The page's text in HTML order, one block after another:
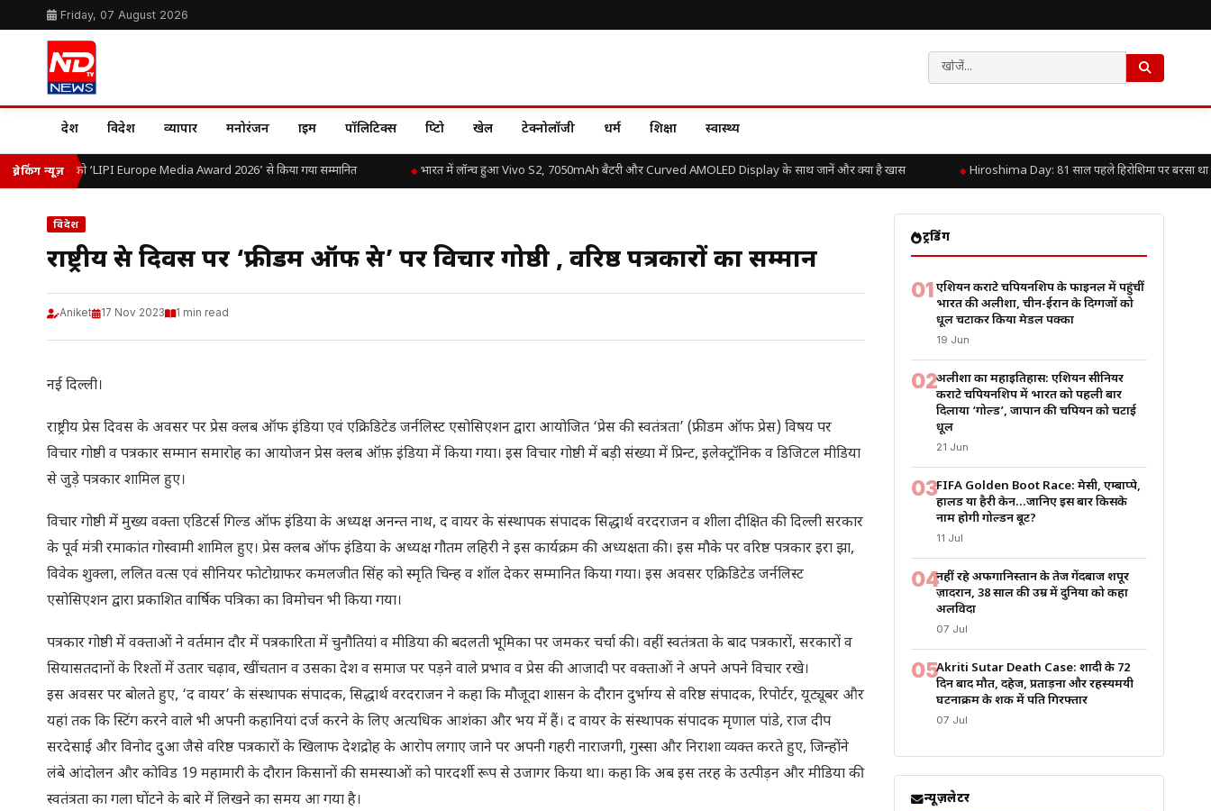
Friday, 07 August 2026
देश विदेश व्यापार मनोरंजन क्राइम पॉलिटिक्स क्रिप्टो खेल टेक्नोलॉजी धर्म शिक्षा स्वास्थ्य
ब्रेकिंग न्यूज़
ओ.पी. यादव को ‘LIPI Europe Media Award 2026’ से किया गया सम्मानित भारत में लॉन्च हुआ Vivo S2, 7050mAh बैटरी और Curved AMOLED Display के साथ जानें और क्या है खास Hiroshima Day: 81 साल पहले हिरोशिमा पर बरसा था
विदेश
राष्ट्रीय प्रेस दिवस पर ‘फ्रीडम ऑफ प्रेस’ पर विचार गोष्ठी , वरिष्ठ पत्रकारों का सम्मान
Aniket 17 Nov 2023 1 min read
नई दिल्ली।
राष्ट्रीय प्रेस दिवस के अवसर पर प्रेस क्लब ऑफ इंडिया एवं एक्रिडिटेड जर्नलिस्ट एसोसिएशन द्वारा आयोजित ‘प्रेस की स्वतंत्रता’ (फ्रीडम ऑफ प्रेस) विषय पर
विचार गोष्ठी व पत्रकार सम्मान समारोह का आयोजन प्रेस क्लब ऑफ़ इंडिया में किया गया। इस विचार गोष्ठी में बड़ी संख्या में प्रिन्ट, इलेक्ट्रॉनिक व डिजिटल मीडिया
से जुड़े पत्रकार शामिल हुए।
विचार गोष्ठी में मुख्य वक्ता एडिटर्स गिल्ड ऑफ इंडिया के अध्यक्ष अनन्त नाथ, द वायर के संस्थापक संपादक सिद्धार्थ वरदराजन व शीला दीक्षित की दिल्ली सरकार
के पूर्व मंत्री रमाकांत गोस्वामी शामिल हुए। प्रेस क्लब ऑफ इंडिया के अध्यक्ष गौतम लहिरी ने इस कार्यक्रम की अध्यक्षता की। इस मौके पर वरिष्ठ पत्रकार इरा झा,
विवेक शुक्ला, ललित वत्स एवं सीनियर फोटोग्राफर कमलजीत सिंह को स्मृति चिन्ह व शॉल देकर सम्मानित किया गया। इस अवसर एक्रिडिटेड जर्नलिस्ट
एसोसिएशन द्वारा प्रकाशित वार्षिक पत्रिका का विमोचन भी किया गया।
पत्रकार गोष्ठी में वक्ताओं ने वर्तमान दौर में पत्रकारिता में चुनौतियां व मीडिया की बदलती भूमिका पर जमकर चर्चा की। वहीं स्वतंत्रता के बाद पत्रकारों, सरकारों व
सियासतदानों के रिश्तों में उतार चढ़ाव, खींचतान व उसका देश व समाज पर पड़ने वाले प्रभाव व प्रेस की आजादी पर वक्ताओं ने अपने अपने विचार रखे।
इस अवसर पर बोलते हुए, ‘द वायर’ के संस्थापक संपादक, सिद्धार्थ वरदराजन ने कहा कि मौजूदा शासन के दौरान दुर्भाग्य से वरिष्ठ संपादक, रिपोर्टर, यूट्यूबर और
यहां तक कि स्टिंग करने वाले भी अपनी कहानियां दर्ज करने के लिए अत्यधिक आशंका और भय में हैं। द वायर के संस्थापक संपादक मृणाल पांडे, राज दीप
सरदेसाई और विनोद दुआ जैसे वरिष्ठ पत्रकारों के खिलाफ देशद्रोह के आरोप लगाए जाने पर अपनी गहरी नाराजगी, गुस्सा और निराशा व्यक्त करते हुए, जिन्होंने
लंबे आंदोलन और कोविड 19 महामारी के दौरान किसानों की समस्याओं को पारदर्शी रूप से उजागर किया था। कहा कि अब इस तरह के उत्पीड़न और मीडिया की
स्वतंत्रता का गला घोंटने के बारे में लिखने का समय आ गया है।
ट्रेंडिंग
01एशियन कराटे चैंपियनशिप के फाइनल में पहुंचीं
भारत की अलीशा, चीन-ईरान के दिग्गजों को
धूल चटाकर किया मेडल पक्का
19 Jun
02अलीशा का महाइतिहास: एशियन सीनियर
कराटे चैंपियनशिप में भारत को पहली बार
दिलाया ‘गोल्ड’, जापान की चैंपियन को चटाई
धूल
21 Jun
03FIFA Golden Boot Race: मेसी, एम्बाप्पे,
हालैंड या हैरी केन…जानिए इस बार किसके
नाम होगी गोल्डन बूट?
11 Jul
04नहीं रहे अफगानिस्तान के तेज गेंदबाज शपूर
ज़ादरान, 38 साल की उम्र में दुनिया को कहा
अलविदा
07 Jul
05Akriti Sutar Death Case: शादी के 72
दिन बाद मौत, दहेज, प्रताड़ना और रहस्यमयी
घटनाक्रम के शक में पति गिरफ्तार
07 Jul
न्यूज़लेटर